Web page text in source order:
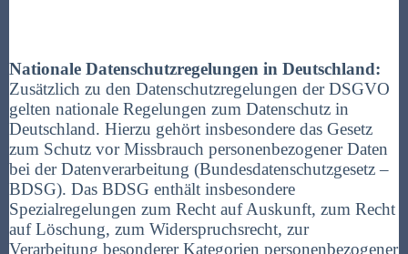
Nationale Datenschutzregelungen in Deutschland:
Zusätzlich zu den Datenschutzregelungen der DSGVO
gelten nationale Regelungen zum Datenschutz in
Deutschland. Hierzu gehört insbesondere das Gesetz
zum Schutz vor Missbrauch personenbezogener Daten
bei der Datenverarbeitung (Bundesdatenschutzgesetz –
BDSG). Das BDSG enthält insbesondere
Spezialregelungen zum Recht auf Auskunft, zum Recht
auf Löschung, zum Widerspruchsrecht, zur
Verarbeitung besonderer Kategorien personenbezogener